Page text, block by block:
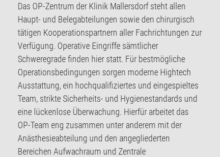
Das OP-Zentrum der Klinik Mallersdorf steht allen
Haupt- und Belegabteilungen sowie den chirurgisch
tätigen Kooperationspartnern aller Fachrichtungen zur
Verfügung. Operative Eingriffe sämtlicher
Schweregrade finden hier statt. Für bestmögliche
Operationsbedingungen sorgen moderne Hightech
Ausstattung, ein hochqualifiziertes und eingespieltes
Team, strikte Sicherheits- und Hygienestandards und
eine lückenlose Überwachung. Hierfür arbeitet das
OP-Team eng zusammen unter anderem mit der
Anästhesieabteilung und den angegliederten
Bereichen Aufwachraum und Zentrale